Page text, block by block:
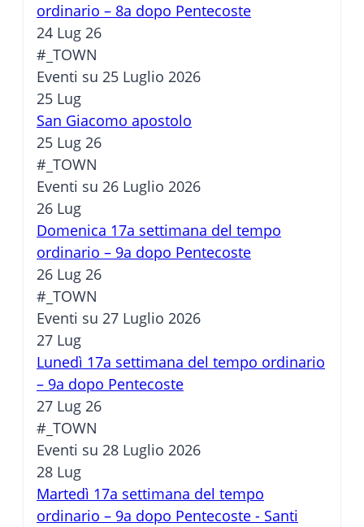
ordinario – 8a dopo Pentecoste
24 Lug 26
#_TOWN
Eventi su 25 Luglio 2026
25 Lug
San Giacomo apostolo
25 Lug 26
#_TOWN
Eventi su 26 Luglio 2026
26 Lug
Domenica 17a settimana del tempo
ordinario – 9a dopo Pentecoste
26 Lug 26
#_TOWN
Eventi su 27 Luglio 2026
27 Lug
Lunedì 17a settimana del tempo ordinario
– 9a dopo Pentecoste
27 Lug 26
#_TOWN
Eventi su 28 Luglio 2026
28 Lug
Martedì 17a settimana del tempo
ordinario – 9a dopo Pentecoste - Santi